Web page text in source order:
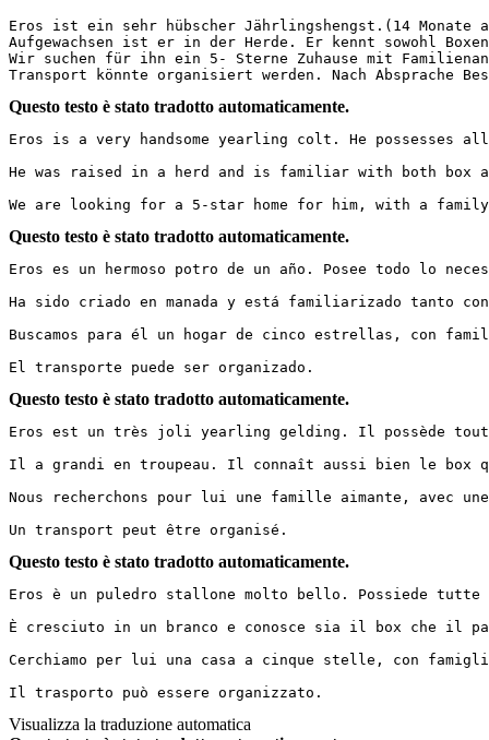
Eros ist ein sehr hübscher Jährlingshengst.(14
Aufgewachsen ist er in der Herde. Er kennt sowohl
Wir suchen für ihn ein 5- Sterne Zuhause mit
Transport könnte organisiert werden. Nach Absprache
Questo testo è stato tradotto automaticamente.
Eros is a very handsome yearling colt. He
He was raised in a herd and is familiar with both box
We are looking for a 5-star home for him, with a
Questo testo è stato tradotto automaticamente.
Eros es un hermoso potro de un año. Posee todo lo
Ha sido criado en manada y está familiarizado tanto
Buscamos para él un hogar de cinco estrellas, con
El transporte puede ser organizado.
Questo testo è stato tradotto automaticamente.
Eros est un très joli yearling gelding. Il possède
Il a grandi en troupeau. Il connaît aussi bien le box
Nous recherchons pour lui une famille aimante, avec
Un transport peut être organisé.
Questo testo è stato tradotto automaticamente.
Eros è un puledro stallone molto bello. Possiede
È cresciuto in un branco e conosce sia il box che il
Cerchiamo per lui una casa a cinque stelle, con
Il trasporto può essere organizzato.
Visualizza la traduzione automatica